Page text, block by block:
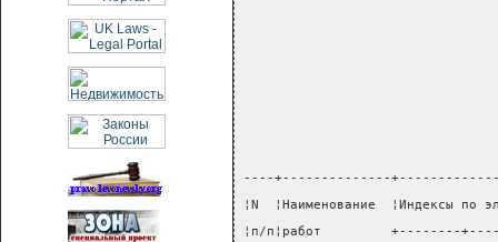
----+--------------
¦N  ¦Наименование
¦п/п¦работ         +--------